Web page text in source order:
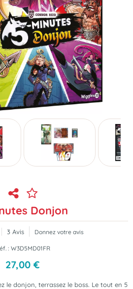
Donjon
3 Avis Donnez votre avis
: W3D5MD01FR
27,00 €
le donjon, terrassez le boss. Le tout en 5